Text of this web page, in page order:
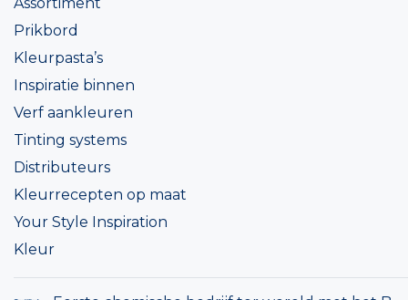
Prikbord
Kleurpasta’s
Inspiratie binnen
Verf aankleuren
Tinting systems
Distributeurs
Kleurrecepten op maat
Your Style Inspiration
Kleur